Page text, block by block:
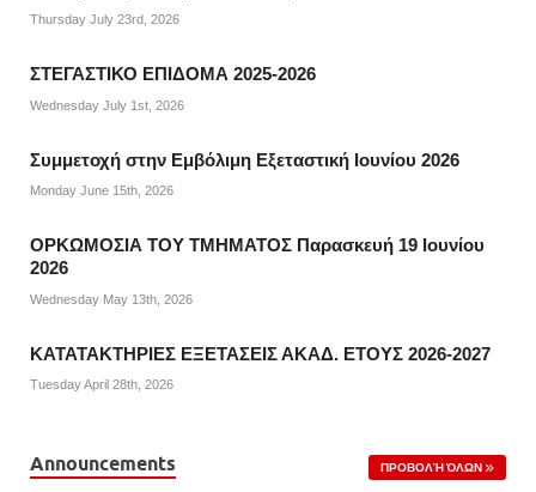
Thursday July 23rd, 2026
ΣΤΕΓΑΣΤΙΚΟ ΕΠΙΔΟΜΑ 2025-2026
Wednesday July 1st, 2026
Συμμετοχή στην Εμβόλιμη Εξεταστική Ιουνίου 2026
Monday June 15th, 2026
ΟΡΚΩΜΟΣΙΑ ΤΟΥ ΤΜΗΜΑΤΟΣ Παρασκευή 19 Ιουνίου
2026
Wednesday May 13th, 2026
ΚΑΤΑΤΑΚΤΗΡΙΕΣ ΕΞΕΤΑΣΕΙΣ ΑΚΑΔ. ΕΤΟΥΣ 2026-2027
Tuesday April 28th, 2026
Announcements ΠΡΟΒΟΛΉ ΌΛΩΝ